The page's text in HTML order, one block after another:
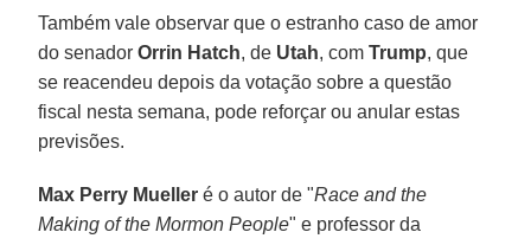
Também vale observar que o estranho caso de amor
do senadorOrrin Hatch, de Utah, comTrump, que
se reacendeu depois da votação sobre a questão
fiscal nesta semana, pode reforçar ou anular estas
previsões.
Max Perry Mueller é o autor de "Race and the
Making of the Mormon People" e professor da